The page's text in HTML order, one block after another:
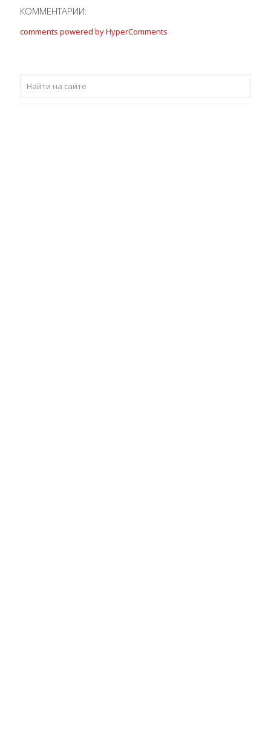
КОММЕНТАРИИ:
comments powered by HyperComments